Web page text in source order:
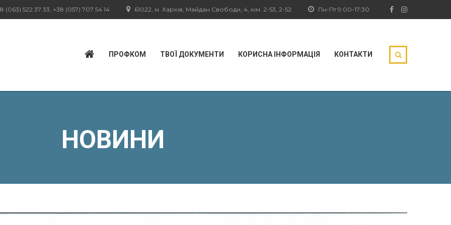
Пн-Пт 9:00-17:30
61022, м. Харків, Майдан Свободи, 4, кім. 2-53, 2-52
(063) 522 37 33, +38 (057) 707 54 14
ПРОФКОМ ТВОЇ ДОКУМЕНТИ КОРИСНА ІНФОРМАЦІЯ КОНТАКТИ
НОВИНИ